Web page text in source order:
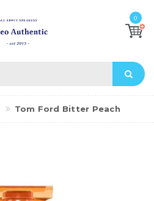
0
Tom Ford Bitter Peach